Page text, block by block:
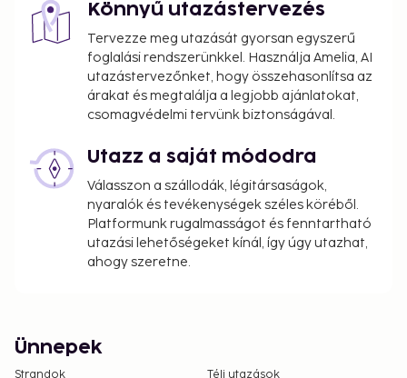
Könnyű utazástervezés
Tervezze meg utazását gyorsan egyszerű
foglalási rendszerünkkel. Használja Amelia, AI
utazástervezőnket, hogy összehasonlítsa az
árakat és megtalálja a legjobb ajánlatokat,
csomagvédelmi tervünk biztonságával.
Utazz a saját módodra
Válasszon a szállodák, légitársaságok,
nyaralók és tevékenységek széles köréből.
Platformunk rugalmasságot és fenntartható
utazási lehetőségeket kínál, így úgy utazhat,
ahogy szeretne.
Ünnepek
Strandok
Téli utazások